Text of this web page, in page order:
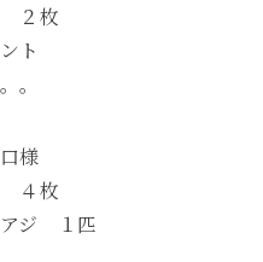
２枚
ト
。
様
４枚
ジ １匹